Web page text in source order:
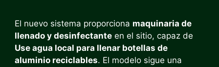
El nuevo sistema proporciona maquinaria de
llenado y desinfectante en el sitio, capaz de
Use agua local para llenar botellas de
aluminio reciclables. El modelo sigue una